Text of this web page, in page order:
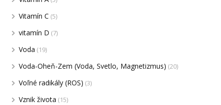
Vitamín C (5)
vitamín D (7)
Voda (19)
Voda-Oheň-Zem (Voda, Svetlo, Magnetizmus) (20)
Voľné radikály (ROS) (3)
Vznik života (15)